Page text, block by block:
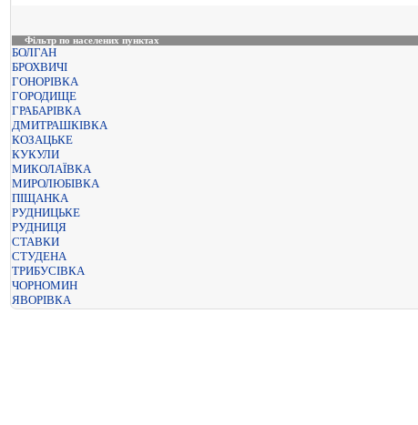
Фільтр по населених пунктах
БОЛГАН
БРОХВИЧІ
ГОНОРІВКА
ГОРОДИЩЕ
ГРАБАРІВКА
ДМИТРАШКІВКА
КОЗАЦЬКЕ
КУКУЛИ
МИКОЛАЇВКА
МИРОЛЮБІВКА
ПІЩАНКА
РУДНИЦЬКЕ
РУДНИЦЯ
СТАВКИ
СТУДЕНА
ТРИБУСІВКА
ЧОРНОМИН
ЯВОРІВКА